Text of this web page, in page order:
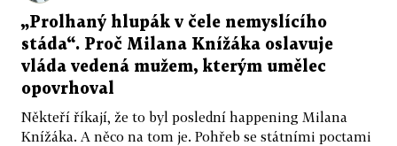
„Prolhaný hlupák v čele nemyslícího
stáda“. Proč Milana Knížáka oslavuje
vláda vedená mužem, kterým umělec
opovrhoval
Někteří říkají, že to byl poslední happening Milana
Knížáka. A něco na tom je. Pohřeb se státními poctami